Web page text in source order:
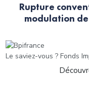
Rupture
modulation
Le saviez-vous ?Fonds